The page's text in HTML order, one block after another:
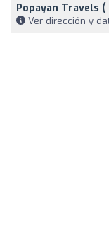
Popayan Travels
Ver dirección y